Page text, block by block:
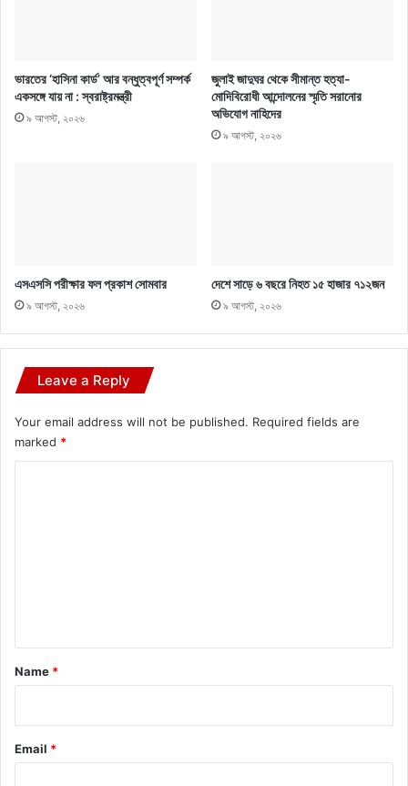
ভারতের ‘হাসিনা কার্ড’ আর বন্ধুত্বপূর্ণ সম্পর্ক
একসঙ্গে যায় না : স্বরাষ্ট্রমন্ত্রী
৯ আগস্ট, ২০২৬
জুলাই জাদুঘর থেকে সীমান্ত হত্যা-
মোদিবিরোধী আন্দোলনের স্মৃতি সরানোর
অভিযোগ নাহিদের
৯ আগস্ট, ২০২৬
এসএসসি পরীক্ষার ফল প্রকাশ সোমবার
৯ আগস্ট, ২০২৬
দেশে সাড়ে ৬ বছরে নিহত ১৫ হাজার ৭১২জন
৯ আগস্ট, ২০২৬
Leave a Reply
Your email address will not be published. Required fields are
marked *
*
Name *
Email *